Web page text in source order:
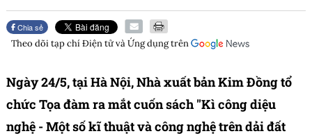
Chia sẻ
Theo dõi tạp chíĐiện tử và Ứng dụngtrên
Ngày 24/5, tại Hà Nội, Nhà xuất bản Kim Đồng tổ
chức Tọa đàm ra mắt cuốn sách "Kì công diệu
nghệ - Một số kĩ thuật và công nghệ trên dải đất